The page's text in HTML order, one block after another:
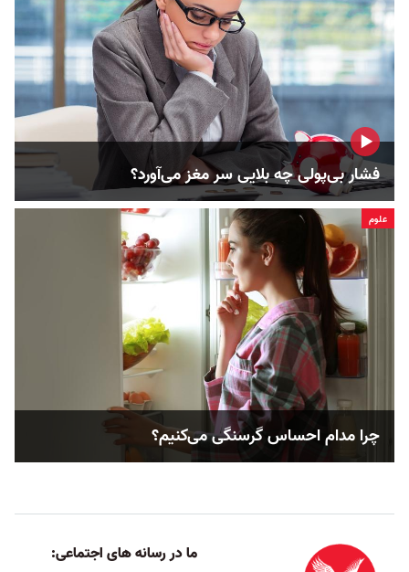
فشار بی‌پولی چه بلایی سر مغز می‌آورد؟
علوم
چرا مدام احساس گرسنگی می‌کنیم؟
ما در رسانه های اجتماعی: